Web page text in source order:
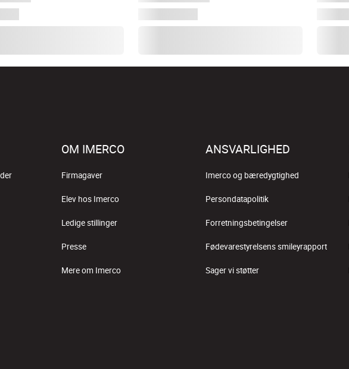
OM IMERCO
Firmagaver
Elev hos Imerco
Ledige stillinger
Presse
Mere om Imerco
ANSVARLIGHED
Imerco og bæredygtighed
Persondatapolitik
Forretningsbetingelser
Fødevarestyrelsens smileyrapport
Sager vi støtter